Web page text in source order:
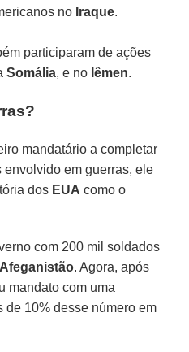
no Iraque.
participaram de ações
Somália, e no Iêmen.
mandatário a completar
em guerras, ele
dos EUA como o
com 200 mil soldados
Afeganistão. Agora, após
mandato com uma
de 10% desse número em